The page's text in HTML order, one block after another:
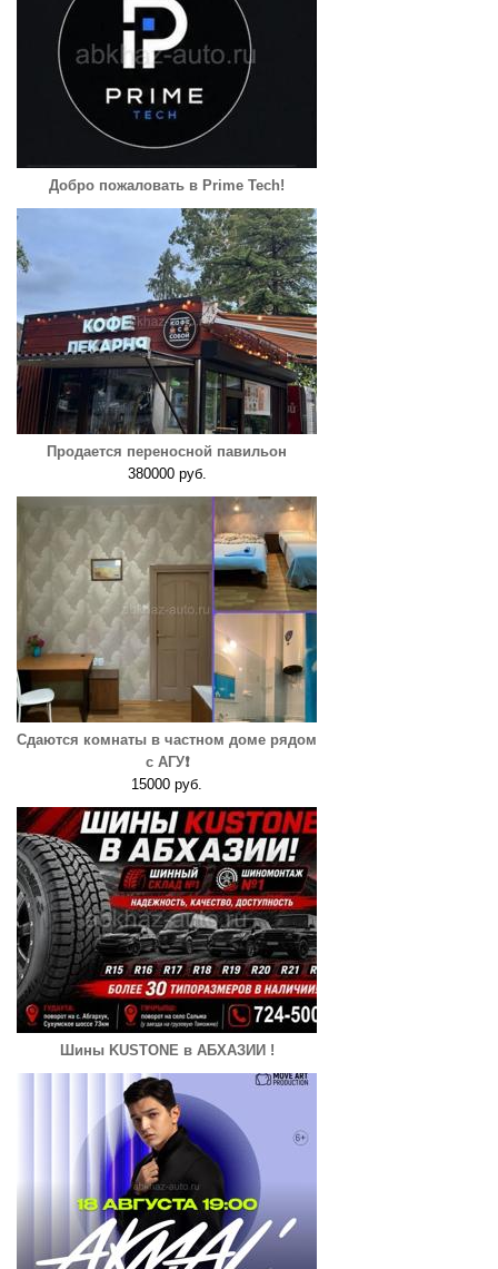
Добро пожаловать в Prime Tech!
Продается переносной павильон
380000 руб.
Сдаются комнаты в частном доме рядом
с АГУ❗️
15000 руб.
Шины KUSTONE в АБХАЗИИ !